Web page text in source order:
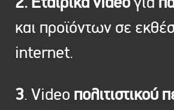
και προϊόντων σε
internet.
3. Video πολιτιστικού